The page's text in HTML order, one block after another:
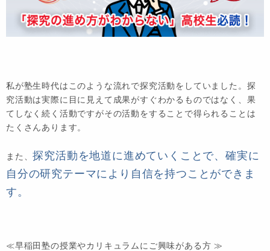
私が塾生時代はこのような流れで探究活動をしていました。探
究活動は実際に目に見えて成果がすぐわかるものではなく、果
てしなく続く活動ですがその活動をすることで得られることは
たくさんあります。
また、探究活動を地道に進めていくことで、確実に
自分の研究テーマにより自信を持つことができま
す。
≪早稲田塾の授業やカリキュラムにご興味がある方 ≫